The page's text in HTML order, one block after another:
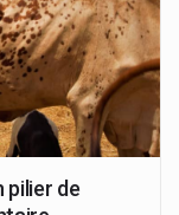
pilier de